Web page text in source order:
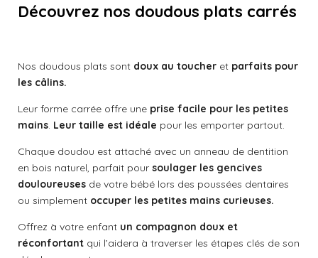
g
g
g
g
Découvrez nos doudous plats carrés
Nos doudous plats sont doux au toucher et parfaits pour
les câlins.
Leur forme carrée offre une prise facile pour les petites
mains Leur taille est idéale pour les emporter partout.
Chaque doudou est attaché avec un anneau de dentition
en bois naturel, parfait pour soulager les gencives
douloureuses de votre bébé lors des poussées dentaires
ou simplement occuper les petites mains curieuses.
Offrez à votre enfant un compagnon doux et
réconfortant qui l’aidera à traverser les étapes clés de son